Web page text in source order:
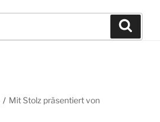
Mit Stolz präsentiert von